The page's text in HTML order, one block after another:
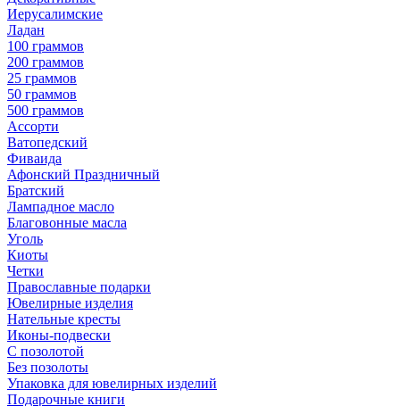
Иерусалимские
Ладан
100 граммов
200 граммов
25 граммов
50 граммов
500 граммов
Ассорти
Ватопедский
Фиваида
Афонский Праздничный
Братский
Лампадное масло
Благовонные масла
Уголь
Киоты
Четки
Православные подарки
Ювелирные изделия
Нательные кресты
Иконы-подвески
С позолотой
Без позолоты
Упаковка для ювелирных изделий
Подарочные книги